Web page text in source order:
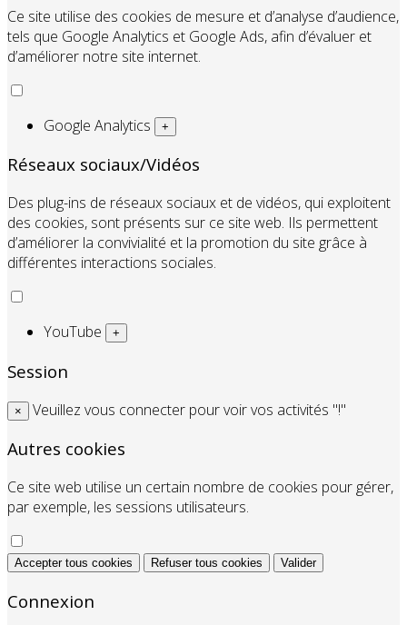
Ce site utilise des cookies de mesure et d’analyse d’audience,
tels que Google Analytics et Google Ads, afin d’évaluer et
d’améliorer notre site internet.
Google Analytics +
Réseaux sociaux/Vidéos
Des plug-ins de réseaux sociaux et de vidéos, qui exploitent
des cookies, sont présents sur ce site web. Ils permettent
d’améliorer la convivialité et la promotion du site grâce à
différentes interactions sociales.
YouTube +
Session
× Veuillez vous connecter pour voir vos activités "!"
Autres cookies
Ce site web utilise un certain nombre de cookies pour gérer,
par exemple, les sessions utilisateurs.
Accepter tous cookies Refuser tous cookies Valider
Connexion